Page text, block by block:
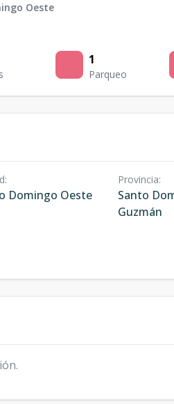
Oeste
1
Parqueo
:
Domingo Oeste
Provincia:
Santo
Guzmán